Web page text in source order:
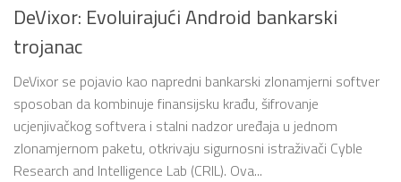
DeVixor: Evoluirajući Android bankarski
trojanac
DeVixor se pojavio kao napredni bankarski zlonamjerni softver
sposoban da kombinuje finansijsku krađu, šifrovanje
ucjenjivačkog softvera i stalni nadzor uređaja u jednom
zlonamjernom paketu, otkrivaju sigurnosni istraživači Cyble
Research and Intelligence Lab (CRIL). Ova...